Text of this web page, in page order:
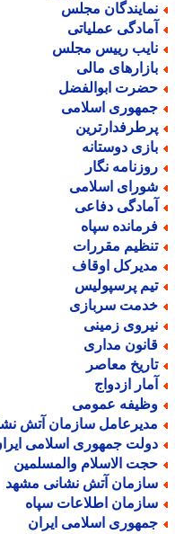
مجلس
عملیاتی
رییس مجلس
مالی
ابوالفضل
اسلامی
دوستانه
نگار
اسلامی
دفاعی
سپاه
مقررات
اوقاف
پرسپولیس
سربازی
زمینی
مداری
معاصر
ازدواج
عمومی
سازمان آتش نشانی
جمهوری اسلامی ایران
الاسلام والمسلمین
آتش نشانی مشهد
اطلاعات سپاه
اسلامی ایران